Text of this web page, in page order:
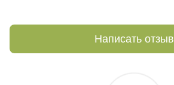
Написать отзыв